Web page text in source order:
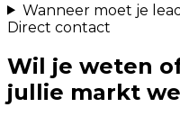
Wanneer moet je
Direct contact
Wil je weten
jullie markt